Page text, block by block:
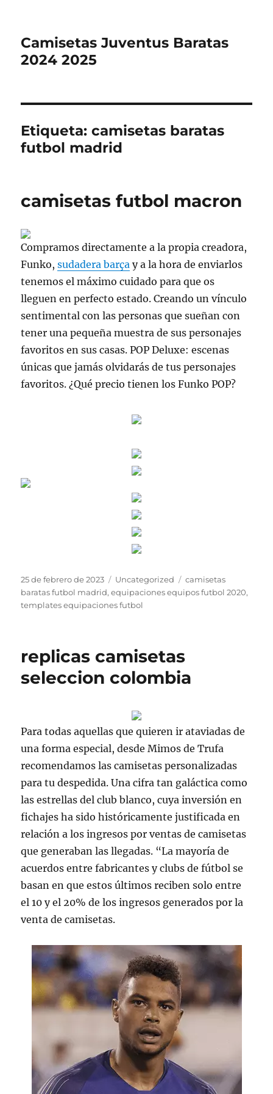
Camisetas Juventus Baratas
2024 2025
Etiqueta:camisetas baratas
futbol madrid
camisetas futbol macron
Compramos directamente a la propia creadora,
Funko,sudadera barça y a la hora de enviarlos
tenemos el máximo cuidado para que os
lleguen en perfecto estado. Creando un vínculo
sentimental con las personas que sueñan con
tener una pequeña muestra de sus personajes
favoritos en sus casas. POP Deluxe: escenas
únicas que jamás olvidarás de tus personajes
favoritos. ¿Qué precio tienen los Funko POP?
Publicado
el
25 de febrero de 2023 Categorías
Uncategorized Etiquetas
camisetas
baratas futbol madrid,equipaciones equipos futbol 2020,
templates equipaciones futbol
replicas camisetas
seleccion colombia
Para todas aquellas que quieren ir ataviadas de
una forma especial, desde Mimos de Trufa
recomendamos las camisetas personalizadas
para tu despedida. Una cifra tan galáctica como
las estrellas del club blanco, cuya inversión en
fichajes ha sido históricamente justificada en
relación a los ingresos por ventas de camisetas
que generaban las llegadas. “La mayoría de
acuerdos entre fabricantes y clubs de fútbol se
basan en que estos últimos reciben solo entre
el 10 y el 20% de los ingresos generados por la
venta de camisetas.